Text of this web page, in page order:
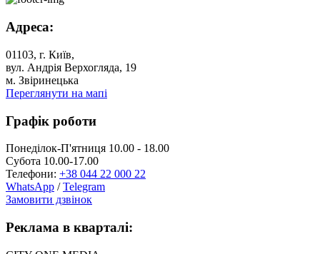
Адреса:
01103, г. Київ,
вул. Андрія Верхогляда, 19
м. Звіринецька
Переглянути на мапі
Графік роботи
Понеділок-П'ятниця 10.00 - 18.00
Субота 10.00-17.00
Телефони: +38 044 22 000 22
WhatsApp /Telegram
Замовити дзвінок
Реклама в кварталі: